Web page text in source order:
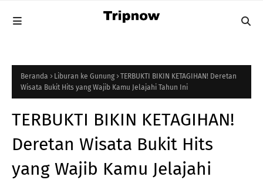
Beranda Liburan ke Gunung
TERBUKTI BIKIN KETAGIHAN! Deretan
Wisata Bukit Hits yang Wajib Kamu Jelajahi Tahun Ini
TERBUKTI BIKIN KETAGIHAN!
Deretan Wisata Bukit Hits
yang Wajib Kamu Jelajahi